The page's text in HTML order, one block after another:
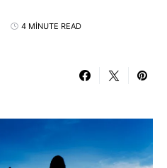
4 MINUTE READ